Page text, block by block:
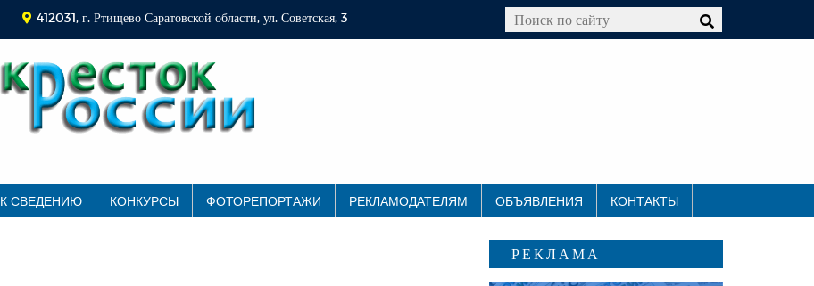
412031, г. Ртищево Саратовской области, ул. Советская, 3
К СВЕДЕНИЮ КОНКУРСЫ ФОТОРЕПОРТАЖИ РЕКЛАМОДАТЕЛЯМ ОБЪЯВЛЕНИЯ КОНТАКТЫ
РЕКЛАМА